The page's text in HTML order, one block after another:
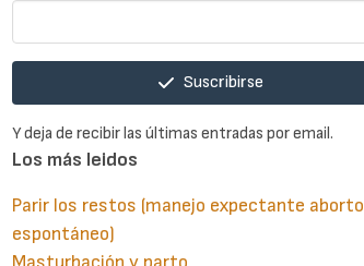
Suscribirse
Y deja de recibir las últimas entradas por email.
Los más leidos
Parir los restos (manejo expectante aborto
espontáneo)